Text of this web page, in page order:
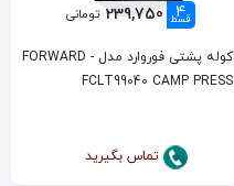
4
قسط 239,750 تومانی
کوله پشتی فوروارد مدل FORWARD -
FCLT99040 CAMP PRESS
تماس بگیرید